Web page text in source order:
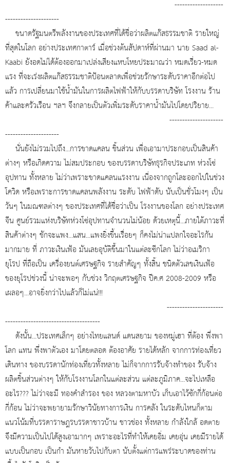
-------------------
---------------------
ขนาดรัฐมนตรีพลังงานของประเทศที่ได้ชื่อว่าผลิตแก๊สธรรมชาติ รายใหญ่
ที่สุดในโลก อย่างประเทศกาตาร์ เมื่อช่วงต้นสัปดาห์ที่ผ่านมา นาย Saad al-
Kaabi ยังอดไม่ได้ต้องออกมาเปล่งเสียงแหบโหยประมาณว่า หมดเรี่ยว-หมด
แรง ที่จะเร่งผลิตแก๊สธรรมชาติป้อนตลาดเพื่อช่วยรักษาระดับราคาอีกต่อไป
แล้ว การเปลี่ยนมาใช้น้ำมันในการผลิตไฟฟ้าให้กับบรรดาบริษัท โรงงาน ร้าน
ค้าและครัวเรือน ฯลฯ จึงกลายเป็นตัวเพิ่มระดับราคาน้ำมันไปโดยปริยาย...
---------------------
---------------------
นั่นยังไม่รวมไปถึง...การขาดแคลน ชิ้นส่วน เพื่อเอามาประกอบเป็นสินค้า
ต่างๆ หรือเกิดความ ไม่สมประกอบ ของบรรดาบริษัทธุรกิจประเภท ห่วงโซ่
อุปทาน ทั้งหลาย ไม่ว่าเพราะขาดแคลนแรงงาน เนื่องจากถูกโละออกไปในช่วง
โควิด หรือเพราะการขาดแคลนพลังงาน ระดับ ไฟฟ้าดับ นับเป็นชั่วโมงๆ เป็น
วันๆ ในมณฑลต่างๆ ของประเทศที่ได้ชื่อว่าเป็น โรงงานของโลก อย่างประเทศ
จีน ศูนย์รวมแห่งบริษัทห่วงโซ่อุปทานจำนวนไม่น้อย ด้วยเหตุนี้...ภายใต้ภาวะที่
สินค้าต่างๆ ชักจะแพง...แสน...แพงยิ่งขึ้นเรื่อยๆ ก็คงไม่น่าแปลกใจอะไรกัน
มากมาย ที่ ภาวะเงินเฟ้อ มันเลยอุบัติขึ้นมาในแต่ละซีกโลก ไม่ว่าอเมริกา
ยุโรป ที่ถือเป็น เครื่องยนต์เศรษฐกิจ รายสำคัญๆ ทั้งสิ้น ชนิดตัวเลขเงินเฟ้อ
ของยุโรปช่วงนี้ น่าจะพอๆ กับช่วง วิกฤตเศรษฐกิจ ปีค.ศ 2008-2009 หรือ
เผลอๆ...อาจยิ่งกว่าไปแล้วก็ไม่แน่!!!
----------------------
-------------------------------------
ดังนั้น...ประเทศเล็กๆ อย่างไทยแลนด์ แดนสยาม ของหมู่เฮา ที่ต้อง พึ่งพา
โลก แทน พึ่งพาตัวเอง มาโดยตลอด ต้องอาศัย รายได้หลัก จากการท่องเที่ยว
เดินทาง ของบรรดานักท่องเที่ยวทั้งหลาย ไม่ก็จากการรับจ้างทำของ รับจ้าง
ผลิตชิ้นส่วนต่างๆ ให้กับโรงงานโลกในแต่ละส่วน แต่ละภูมิภาค...จะไปเหลือ
อะไร??? ไม่ว่าจะมี ทองคำสำรอง ของ หลวงตามหาบัว เก็บเอาไว้ซักกี่ก้อนต่อ
กี่ก้อน ไม่ว่าจะพยายามรักษาวินัยทางการเงิน การคลัง ในระดับไหนก็ตาม
แนวโน้มที่บรรดาราษฎรบรรดาชาวบ้าน ชาวช่อง ทั้งหลาย กำลังใกล้ อดตาย
จึงมีความเป็นไปได้สูงเอามากๆ เพราะอะไรที่ทำให้เคยอิ่ม เคยอุ่น เคยมีรายได้
แบบเป็นกอบ เป็นกำ มันหายวับไปกับตา นับตั้งแต่การแพร่ระบาดของท่าน